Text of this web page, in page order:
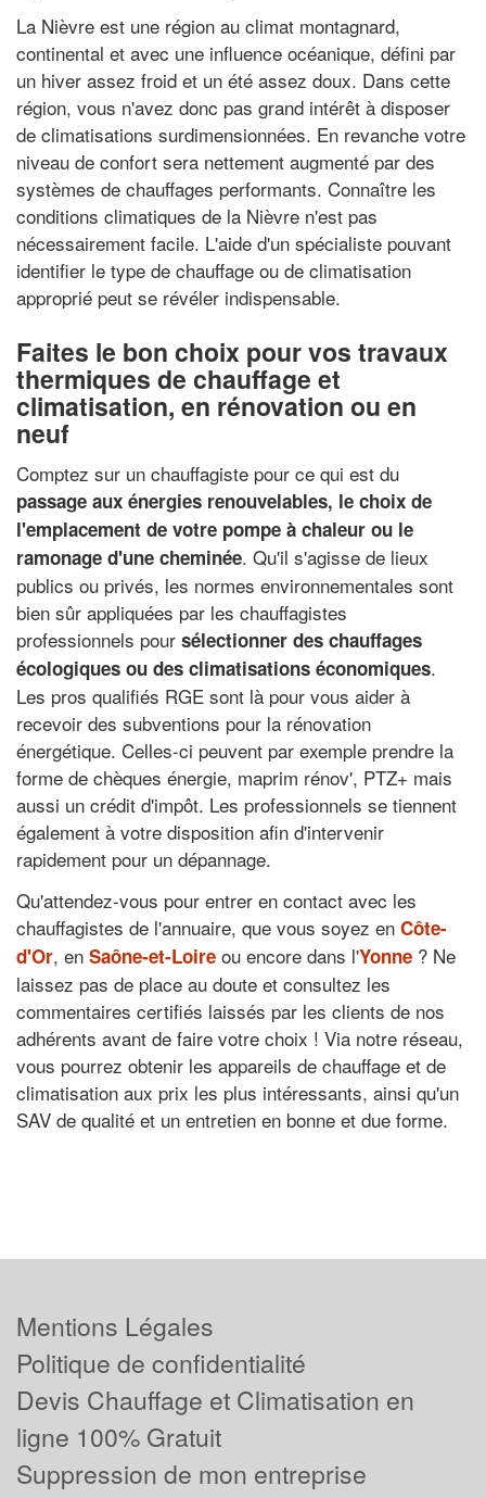
La Nièvre est une région au climat montagnard,
continental et avec une influence océanique, défini par
un hiver assez froid et un été assez doux. Dans cette
région, vous n'avez donc pas grand intérêt à disposer
de climatisations surdimensionnées. En revanche votre
niveau de confort sera nettement augmenté par des
systèmes de chauffages performants. Connaître les
conditions climatiques de la Nièvre n'est pas
nécessairement facile. L'aide d'un spécialiste pouvant
identifier le type de chauffage ou de climatisation
approprié peut se révéler indispensable.
Faites le bon choix pour vos travaux
thermiques de chauffage et
climatisation, en rénovation ou en
neuf
Comptez sur un chauffagiste pour ce qui est du
passage aux énergies renouvelables, le choix de
l'emplacement de votre pompe à chaleur ou le
ramonage d'une cheminée. Qu'il s'agisse de lieux
publics ou privés, les normes environnementales sont
bien sûr appliquées par les chauffagistes
professionnels pour sélectionner des chauffages
écologiques ou des climatisations économiques.
Les pros qualifiés RGE sont là pour vous aider à
recevoir des subventions pour la rénovation
énergétique. Celles-ci peuvent par exemple prendre la
forme de chèques énergie, maprim rénov', PTZ+ mais
aussi un crédit d'impôt. Les professionnels se tiennent
également à votre disposition afin d'intervenir
rapidement pour un dépannage.
Qu'attendez-vous pour entrer en contact avec les
chauffagistes de l'annuaire, que vous soyez en Côte-
d'Or, en Saône-et-Loire ou encore dans l'Yonne ? Ne
laissez pas de place au doute et consultez les
commentaires certifiés laissés par les clients de nos
adhérents avant de faire votre choix ! Via notre réseau,
vous pourrez obtenir les appareils de chauffage et de
climatisation aux prix les plus intéressants, ainsi qu'un
SAV de qualité et un entretien en bonne et due forme.
Mentions Légales
Politique de confidentialité
Devis Chauffage et Climatisation en
ligne 100% Gratuit
Suppression de mon entreprise